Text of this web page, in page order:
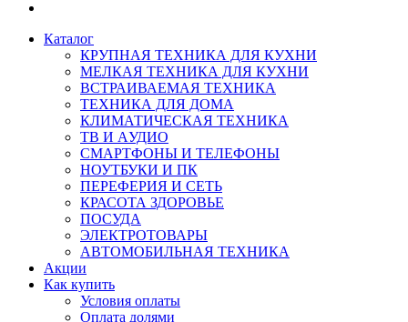
Каталог
КРУПНАЯ ТЕХНИКА ДЛЯ КУХНИ
МЕЛКАЯ ТЕХНИКА ДЛЯ КУХНИ
ВСТРАИВАЕМАЯ ТЕХНИКА
ТЕХНИКА ДЛЯ ДОМА
КЛИМАТИЧЕСКАЯ ТЕХНИКА
ТВ И AУДИО
СМАРТФОНЫ И ТЕЛЕФОНЫ
НОУТБУКИ И ПК
ПЕРЕФЕРИЯ И СЕТЬ
КРАСОТА ЗДОРОВЬЕ
ПОСУДА
ЭЛЕКТРОТОВАРЫ
АВТОМОБИЛЬНАЯ ТЕХНИКА
Акции
Как купить
Условия оплаты
Оплата долями